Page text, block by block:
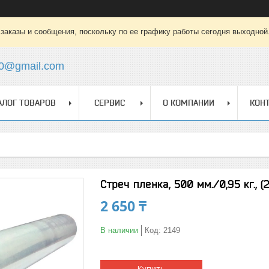
и сообщения, поскольку по ее графику работы сегодня
ТОВАРОВ СЕРВИС О КОМПАНИИ
Стреч пленка, 500 мм./0,95 кг.,
2 650 ₸
В наличии Код: 2149